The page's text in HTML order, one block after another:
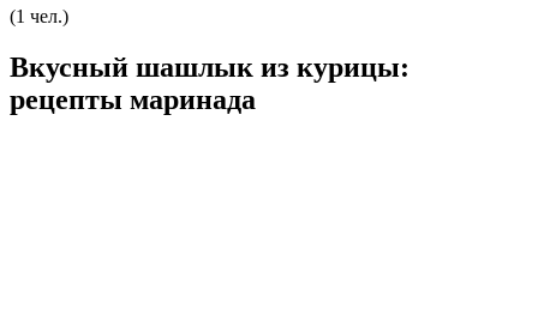
(1 чел.)
Вкусный шашлык из курицы:
рецепты маринада